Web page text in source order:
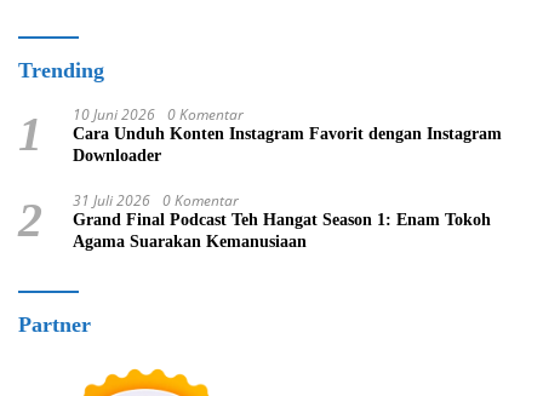
Trending
1 10 Juni 2026 0 Komentar
Cara Unduh Konten Instagram Favorit dengan Instagram
Downloader
2 31 Juli 2026 0 Komentar
Grand Final Podcast Teh Hangat Season 1: Enam Tokoh
Agama Suarakan Kemanusiaan
Partner